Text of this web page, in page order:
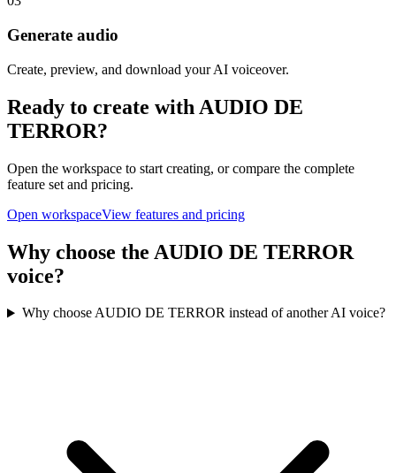
Generate audio
Create, preview, and download your AI voiceover.
Ready to create with AUDIO DE
TERROR?
Open the workspace to start creating, or compare the complete
feature set and pricing.
Open workspaceView features and pricing
Why choose the AUDIO DE TERROR
voice?
Why choose AUDIO DE TERROR instead of another AI voice?